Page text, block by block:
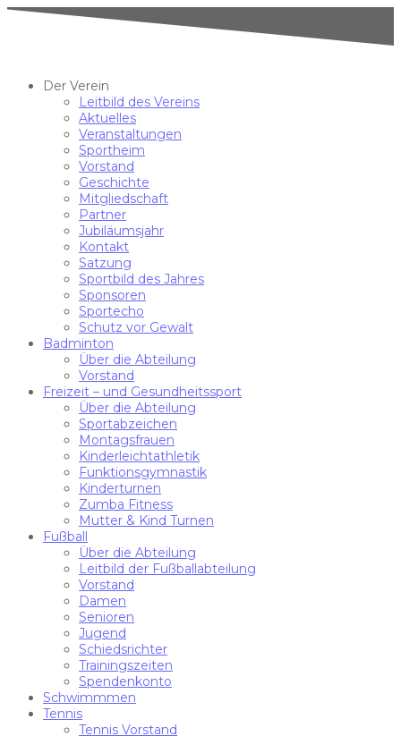
Der Verein
Leitbild des Vereins
Aktuelles
Veranstaltungen
Sportheim
Vorstand
Geschichte
Mitgliedschaft
Partner
Jubiläumsjahr
Kontakt
Satzung
Sportbild des Jahres
Sponsoren
Sportecho
Schutz vor Gewalt
Badminton
Über die Abteilung
Vorstand
Freizeit – und Gesundheitssport
Über die Abteilung
Sportabzeichen
Montagsfrauen
Kinderleichtathletik
Funktionsgymnastik
Kinderturnen
Zumba Fitness
Mutter & Kind Turnen
Fußball
Über die Abteilung
Leitbild der Fußballabteilung
Vorstand
Damen
Senioren
Jugend
Schiedsrichter
Trainingszeiten
Spendenkonto
Schwimmmen
Tennis
Tennis Vorstand